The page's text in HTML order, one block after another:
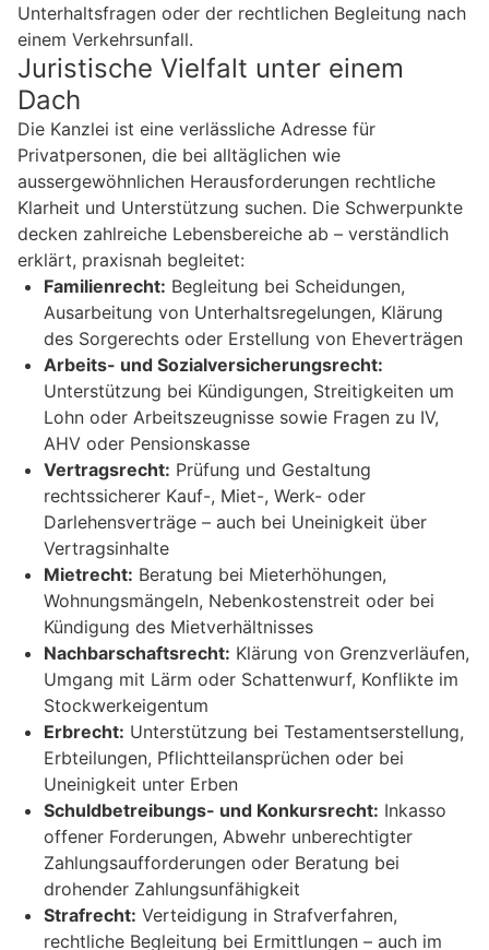
Unterhaltsfragen oder der rechtlichen Begleitung nach
einem Verkehrsunfall.
Juristische Vielfalt unter einem
Dach
Die Kanzlei ist eine verlässliche Adresse für
Privatpersonen, die bei alltäglichen wie
aussergewöhnlichen Herausforderungen rechtliche
Klarheit und Unterstützung suchen. Die Schwerpunkte
decken zahlreiche Lebensbereiche ab – verständlich
erklärt, praxisnah begleitet:
Familienrecht: Begleitung bei Scheidungen,
Ausarbeitung von Unterhaltsregelungen, Klärung
des Sorgerechts oder Erstellung von Eheverträgen
Arbeits- und Sozialversicherungsrecht:
Unterstützung bei Kündigungen, Streitigkeiten um
Lohn oder Arbeitszeugnisse sowie Fragen zu IV,
AHV oder Pensionskasse
Vertragsrecht: Prüfung und Gestaltung
rechtssicherer Kauf-, Miet-, Werk- oder
Darlehensverträge – auch bei Uneinigkeit über
Vertragsinhalte
Mietrecht: Beratung bei Mieterhöhungen,
Wohnungsmängeln, Nebenkostenstreit oder bei
Kündigung des Mietverhältnisses
Nachbarschaftsrecht: Klärung von Grenzverläufen,
Umgang mit Lärm oder Schattenwurf, Konflikte im
Stockwerkeigentum
Erbrecht: Unterstützung bei Testamentserstellung,
Erbteilungen, Pflichtteilansprüchen oder bei
Uneinigkeit unter Erben
Schuldbetreibungs- und Konkursrecht: Inkasso
offener Forderungen, Abwehr unberechtigter
Zahlungsaufforderungen oder Beratung bei
drohender Zahlungsunfähigkeit
Strafrecht: Verteidigung in Strafverfahren,
rechtliche Begleitung bei Ermittlungen – auch im